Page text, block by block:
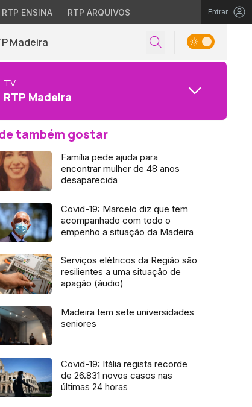
RTP ENSINA RTP ARQUIVOS Entrar
Madeira
TV
RTP Madeira
também gostar
Família pede ajuda para
encontrar mulher de 48 anos
desaparecida
Covid-19: Marcelo diz que tem
acompanhado com todo o
empenho a situação da Madeira
Serviços elétricos da Região são
resilientes a uma situação de
apagão (áudio)
Madeira tem sete universidades
seniores
Covid-19: Itália regista recorde
de 26.831 novos casos nas
últimas 24 horas